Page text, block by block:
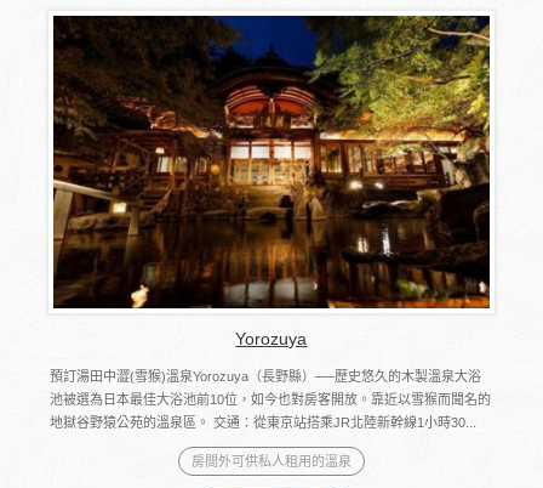
Yorozuya
預訂湯田中澀(雪猴)溫泉Yorozuya（長野縣）──歷史悠久的木製溫泉大浴
池被選為日本最佳大浴池前10位，如今也對房客開放。靠近以雪猴而聞名的
地獄谷野猿公苑的溫泉區。 交通：從東京站搭乘JR北陸新幹線1小時30...
房間外可供私人租用的溫泉